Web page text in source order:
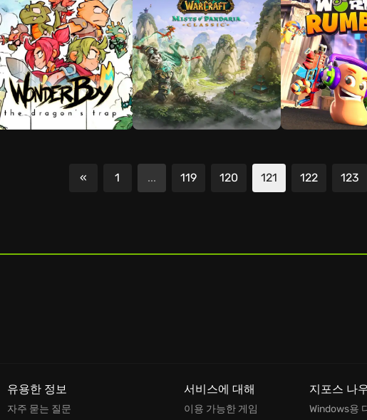
« 1 ... 119 120 121 122 123
유용한 정보
자주 묻는 질문
서비스에 대해
이용 가능한 게임
지포스 나
Windows용